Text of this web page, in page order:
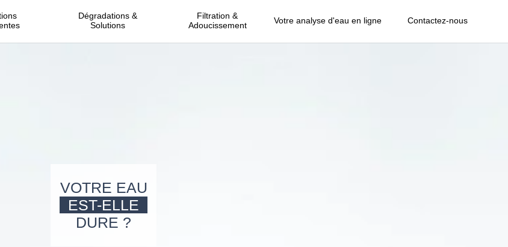
Dégradations &
Solutions
Filtration &
Adoucissement
Votre analyse d'eau en ligne Contactez-nous
VOTRE EAU
EST-ELLE
DURE ?